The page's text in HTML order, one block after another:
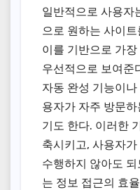
일반적으로 사용자
으로 원하는 사이
이를 기반으로 가
우선적으로 보여준
자동 완성 기능이
용자가 자주 방문
기도 한다. 이러한
축시키고, 사용자
수행하지 않아도
는 정보 접근의 효